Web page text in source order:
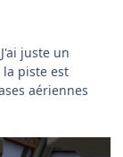
juste un
la piste est
aériennes